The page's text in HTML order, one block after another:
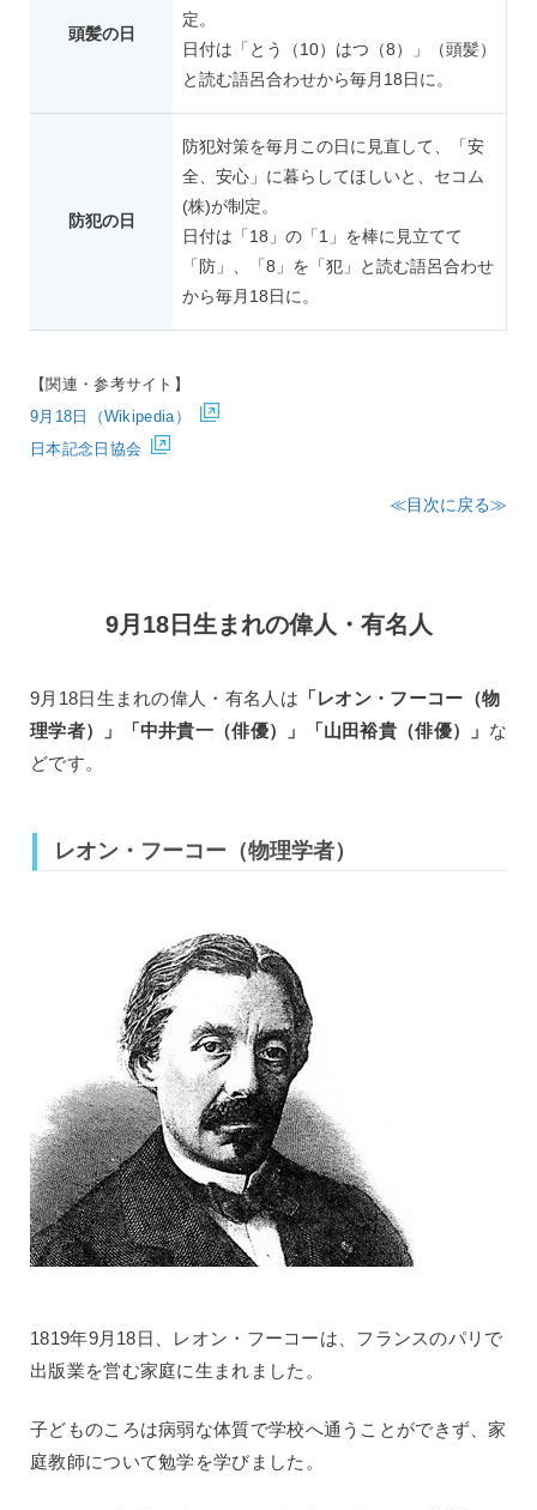
頭髪の日
定。
日付は「とう（10）はつ（8）」（頭髪）
と読む語呂合わせから毎月18日に。
防犯の日
防犯対策を毎月この日に見直して、「安
全、安心」に暮らしてほしいと、セコム
(株)が制定。
日付は「18」の「1」を棒に見立てて
「防」、「8」を「犯」と読む語呂合わせ
から毎月18日に。
【関連・参考サイト】
9月18日（Wikipedia）
日本記念日協会
≪目次に戻る≫
9月18日生まれの偉人・有名人
9月18日生まれの偉人・有名人は 「レオン・フーコー（物
理学者）」「中井貴一（俳優）」「山田裕貴（俳優）」 な
どです。
レオン・フーコー（物理学者）
1819年9月18日、レオン・フーコーは、フランスのパリで
出版業を営む家庭に生まれました。
子どものころは病弱な体質で学校へ通うことができず、家
庭教師について勉学を学びました。